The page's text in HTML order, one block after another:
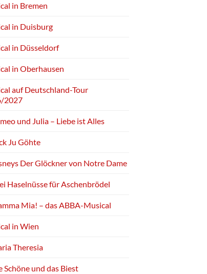
in Bremen
in Duisburg
in Düsseldorf
in Oberhausen
auf Deutschland-Tour
2027
und Julia – Liebe ist Alles
Ju Göhte
Der Glöckner von Notre Dame
Haselnüsse für Aschenbrödel
Mia! – das ABBA-Musical
in Wien
Theresia
Schöne und das Biest